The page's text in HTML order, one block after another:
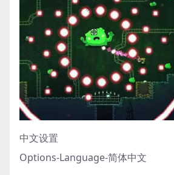
中文设置
Options-Language-简体中文